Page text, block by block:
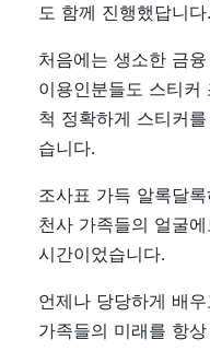
도 함께 진행했답니다.
처음에는 생소한 금
이용인분들도 스티커
척 정확하게 스티커
습니다.
조사표 가득 알록달
천사 가족들의 얼굴
시간이었습니다.
언제나 당당하게 배
가족들의 미래를 항